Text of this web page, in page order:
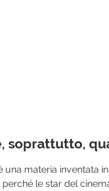
soprattutto,
materia inventata
le star del